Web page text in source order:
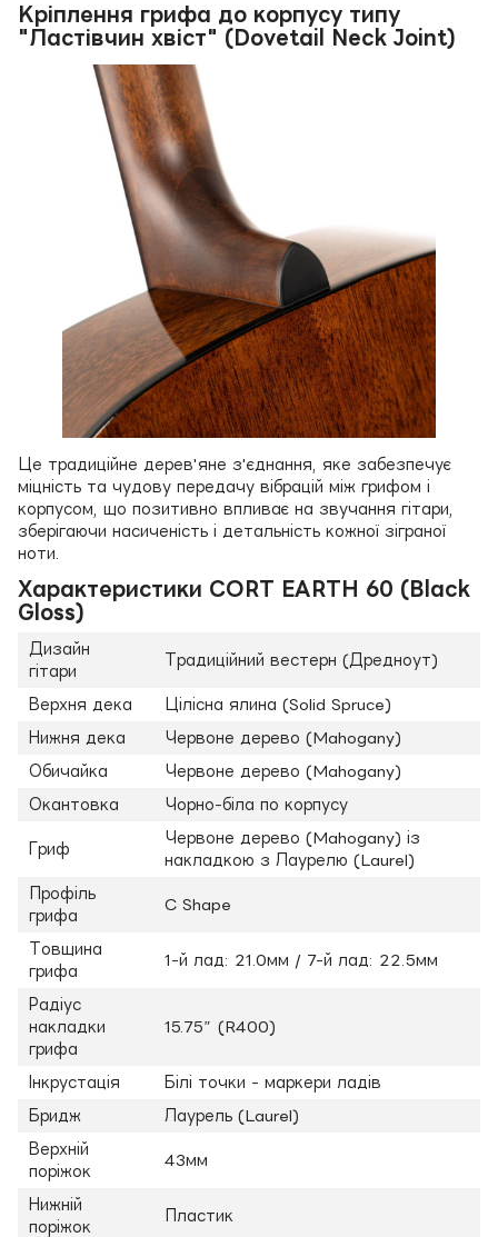
Кріплення грифа до корпусу типу
"Ластівчин хвіст" (Dovetail Neck Joint)
Це традиційне дерев'яне з'єднання, яке забезпечує
міцність та чудову передачу вібрацій між грифом і
корпусом, що позитивно впливає на звучання гітари,
зберігаючи насиченість і детальність кожної зіграної
ноти.
Характеристики CORT EARTH 60 (Black
Gloss)
Дизайн
гітари
Традиційний вестерн (Дредноут)
Верхня дека
Цілісна ялина (Solid Spruce)
Нижня дека
Червоне дерево (Mahogany)
Обичайка
Червоне дерево (Mahogany)
Окантовка
Чорно-біла по корпусу
Гриф
Червоне дерево (Mahogany) із
накладкою з Лаурелю (Laurel)
Профіль
грифа
C Shape
Товщина
грифа
1-й лад: 21.0мм / 7-й лад: 22.5мм
Радіус
накладки
грифа
15.75” (R400)
Інкрустація
Білі точки - маркери ладів
Бридж
Лаурель (Laurel)
Верхній
поріжок
43мм
Нижній
поріжок
Пластик